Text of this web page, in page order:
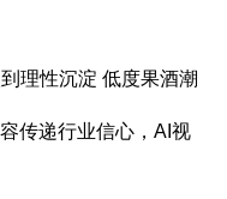
理性沉淀 低度果酒潮
传递行业信心，AI视